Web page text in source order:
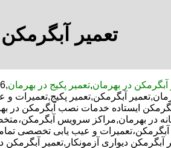
تعمیر
آبگرمکن در بهرمان,تعمیر پکیج در بهرمان
آبگرمکن,تعمیر
آبگرمکن ایستاده خدمات نصب آبگرمکن در
در بهرمان,مراکز سرویس
آبگرمکن،تعمیرات و عیب یابی تخصصی
آبگرمکن دیواری آزمونکار,تعمیر